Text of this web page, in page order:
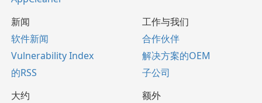
新闻
软件新闻
Vulnerability Index
的RSS
工作与我们
合作伙伴
解决方案的OEM
子公司
大约
额外